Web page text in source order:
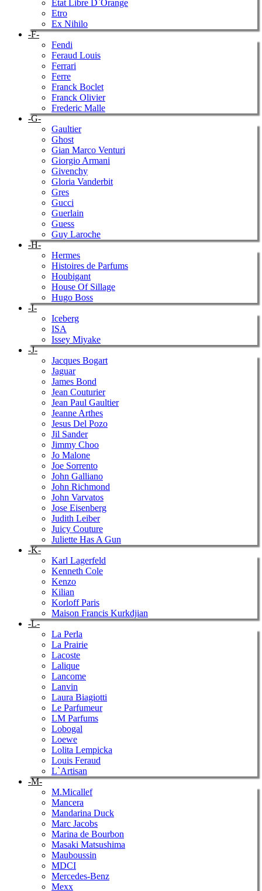
Etat Libre D`Orange
Etro
Ex Nihilo
-F-
Fendi
Feraud Louis
Ferrari
Ferre
Franck Boclet
Franck Olivier
Frederic Malle
-G-
Gaultier
Ghost
Gian Marco Venturi
Giorgio Armani
Givenchy
Gloria Vanderbit
Gres
Gucci
Guerlain
Guess
Guy Laroche
-H-
Hermes
Histoires de Parfums
Houbigant
House Of Sillage
Hugo Boss
-I-
Iceberg
ISA
Issey Miyake
-J-
Jacques Bogart
Jaguar
James Bond
Jean Couturier
Jean Paul Gaultier
Jeanne Arthes
Jesus Del Pozo
Jil Sander
Jimmy Choo
Jo Malone
Joe Sorrento
John Galliano
John Richmond
John Varvatos
Jose Eisenberg
Judith Leiber
Juicy Couture
Juliette Has A Gun
-K-
Karl Lagerfeld
Kenneth Cole
Kenzo
Kilian
Korloff Paris
Maison Francis Kurkdjian
-L-
La Perla
La Prairie
Lacoste
Lalique
Lancome
Lanvin
Laura Biagiotti
Le Parfumeur
LM Parfums
Lobogal
Loewe
Lolita Lempicka
Louis Feraud
L`Artisan
-M-
M.Micallef
Mancera
Mandarina Duck
Marc Jacobs
Marina de Bourbon
Masaki Matsushima
Mauboussin
MDCI
Mercedes-Benz
Mexx